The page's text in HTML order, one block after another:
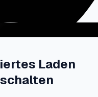
Laden